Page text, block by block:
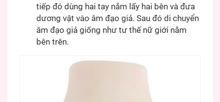
tiếp đó dùng hai tay nắm lấy hai bên và đưa
dương vật vào âm đạo giả. Sau đó di chuyển
âm đạo giả giống như tư thế nữ giới nằm
bên trên.